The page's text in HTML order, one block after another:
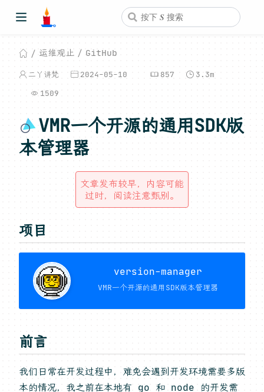
运维观止 GitHub
二丫讲梵 2024-05-10 857 3.3m
1509
VMR一个开源的通用SDK版
本管理器
文章发布较早，内容可能
过时，阅读注意甄别。
项目
version-manager
VMR一个开源的通用SDK版本管理器
前言
我们日常在开发过程中，难免会遇到开发环境需要多版
本的情况，我之前在本地有 go 和 node 的开发需